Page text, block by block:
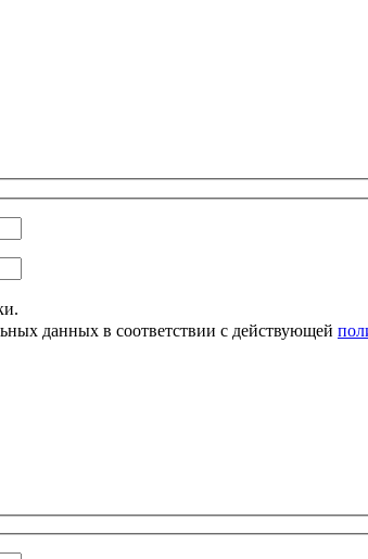
данных в соответствии с действующей